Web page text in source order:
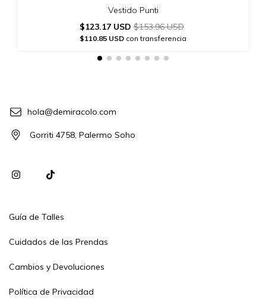
Vestido Punti
$123.17 USD$153.96 USD
$110.85 USD con transferencia
hola@demiracolo.com
Gorriti 4758, Palermo Soho
Guía de Talles
Cuidados de las Prendas
Cambios y Devoluciones
Política de Privacidad